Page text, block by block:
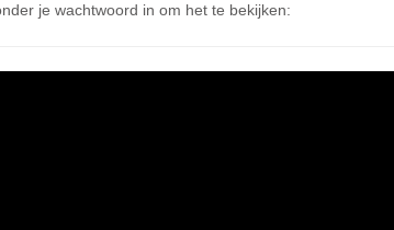
je wachtwoord in om het te bekijken: